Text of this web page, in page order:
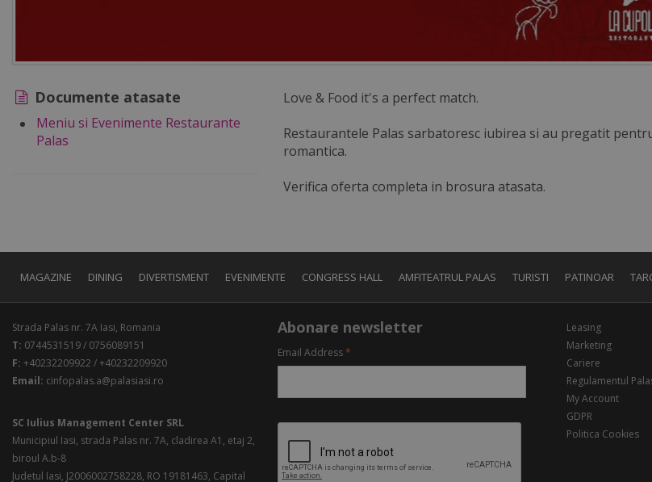
Love & Food it's a perfect match.
Restaurantele Palas sarbatoresc iubirea si au pregatit
romantica.
Verifica oferta completa in brosura atasata.
Documente atasate
Meniu si Evenimente Restaurante
Palas
MAGAZINE DINING DIVERTISMENT EVENIMENTE CONGRESS HALL AMFITEATRUL PALAS TURISTI PATINOAR
Strada Palas nr. 7A Iasi, Romania
T: 0744531519 / 0756089151
F: +40232209922 / +40232209920
Email: cinfopalas.a@palasiasi.ro
SC Iulius Management Center SRL
Municipiul Iasi, strada Palas nr. 7A, cladirea A1, etaj 2,
biroul A.b-8
Judetul Iasi, J2006002758228, RO 19181463, Capital
Abonare newsletter
Email Address*
Leasing
Marketing
Cariere
Regulamentul
My Account
GDPR
Politica Cookies